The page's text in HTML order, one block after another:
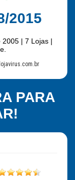
2015
2005 | 7 Lojas |
PARA